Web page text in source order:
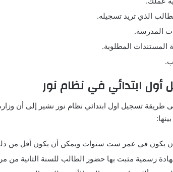
الذي تريد تسجيله.
المدرسة.
المستندات المطلوبة.
ابتدائي في نظام نور
طريقة تسجيل اول ابتدائي نظام نور نشير إلى أن
يكون في عمر ست سنوات ويمكن أن يكون أقل من ذلك
رسمية مثبت بها حضور الطالب للسنة الثانية من